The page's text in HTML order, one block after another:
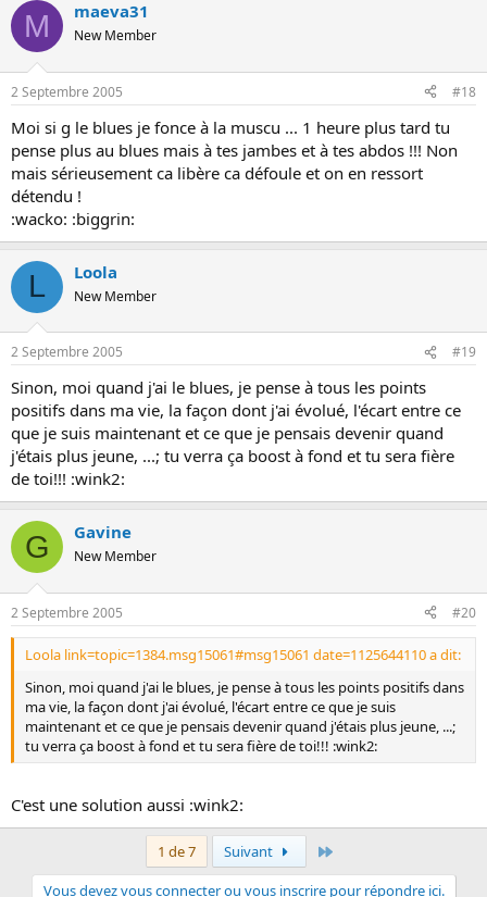
M maeva31
New Member
2 Septembre 2005 #18
Moi si g le blues je fonce à la muscu ... 1 heure plus tard tu
pense plus au blues mais à tes jambes et à tes abdos !!! Non
mais sérieusement ca libère ca défoule et on en ressort
détendu !
:wacko: :biggrin:
L Loola
New Member
2 Septembre 2005 #19
Sinon, moi quand j'ai le blues, je pense à tous les points
positifs dans ma vie, la façon dont j'ai évolué, l'écart entre ce
que je suis maintenant et ce que je pensais devenir quand
j'étais plus jeune, ...; tu verra ça boost à fond et tu sera fière
de toi!!! :wink2:
G Gavine
New Member
2 Septembre 2005 #20
Loola link=topic=1384.msg15061#msg15061 date=1125644110 a dit:
Sinon, moi quand j'ai le blues, je pense à tous les points positifs dans
ma vie, la façon dont j'ai évolué, l'écart entre ce que je suis
maintenant et ce que je pensais devenir quand j'étais plus jeune, ...;
tu verra ça boost à fond et tu sera fière de toi!!! :wink2:
C'est une solution aussi :wink2:
1 de 7 Suivant
Vous devez vous connecter ou vous inscrire pour répondre ici.